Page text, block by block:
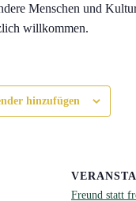
Menschen und
willkommen.
hinzufügen
Freund statt